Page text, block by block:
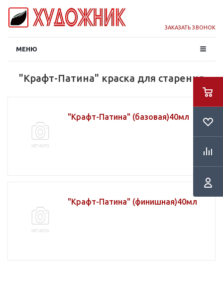
ЗАКАЗАТЬ ЗВОНОК
МЕНЮ
"Крафт-Патина" краска для старения
"Крафт-Патина" (базовая)40мл
"Крафт-Патина" (финишная)40мл